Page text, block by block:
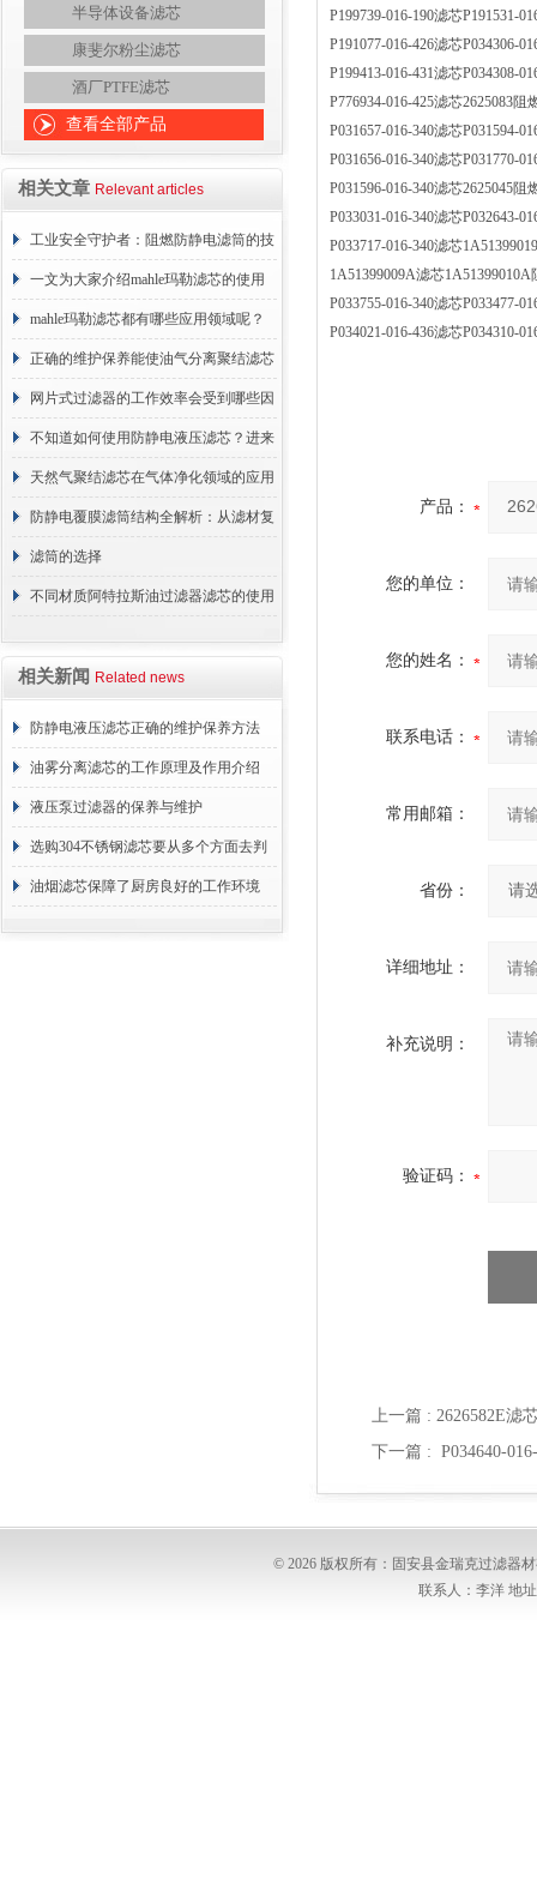
半导体设备滤芯
康斐尔粉尘滤芯
酒厂PTFE滤芯
查看全部产品
相关文章 Relevant articles
工业安全守护者：阻燃防静电滤筒的技
术原理与应用解析
一文为大家介绍mahle玛勒滤芯的使用
原理
mahle玛勒滤芯都有哪些应用领域呢？
正确的维护保养能使油气分离聚结滤芯
长期稳定运行
网片式过滤器的工作效率会受到哪些因
素的影响？
不知道如何使用防静电液压滤芯？进来
看
天然气聚结滤芯在气体净化领域的应用
与重要性
防静电覆膜滤筒结构全解析：从滤材复
合到整体成型
滤筒的选择
不同材质阿特拉斯油过滤器滤芯的使用
相关新闻 Related news
防静电液压滤芯正确的维护保养方法
油雾分离滤芯的工作原理及作用介绍
液压泵过滤器的保养与维护
选购304不锈钢滤芯要从多个方面去判
断
油烟滤芯保障了厨房良好的工作环境
P199739-016-190滤芯P191531-
P191077-016-426滤芯P034306-
P199413-016-431滤芯P034308-
P776934-016-425滤芯2625083
P031657-016-340滤芯P031594-
P031656-016-340滤芯P031770-
P031596-016-340滤芯2625045
P033031-016-340滤芯P032643-
P033717-016-340滤芯
1A51399009A滤芯
P033755-016-340滤芯P033477-
P034021-016-436滤芯P034310-
产品：
您的单位：
您的姓名：
联系电话：
常用邮箱：
省份：
详细地址：
补充说明：
验证码：
上一篇 : 2626582E滤
下一篇 : P034640-
© 2026 版权所有：固安县金瑞克过滤器
联系人：李洋 地